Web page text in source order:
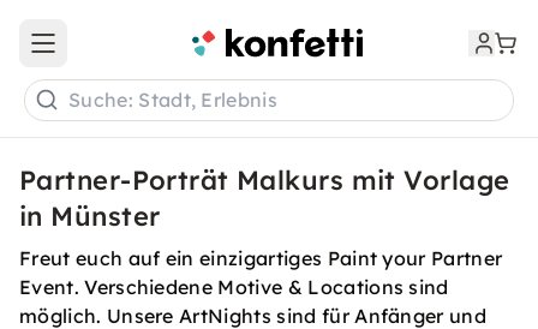
Open main menu
Suche: Stadt, Erlebnis
Partner-Porträt Malkurs mit Vorlage
in Münster
Freut euch auf ein einzigartiges Paint your Partner
Event. Verschiedene Motive & Locations sind
möglich. Unsere ArtNights sind für Anfänger und